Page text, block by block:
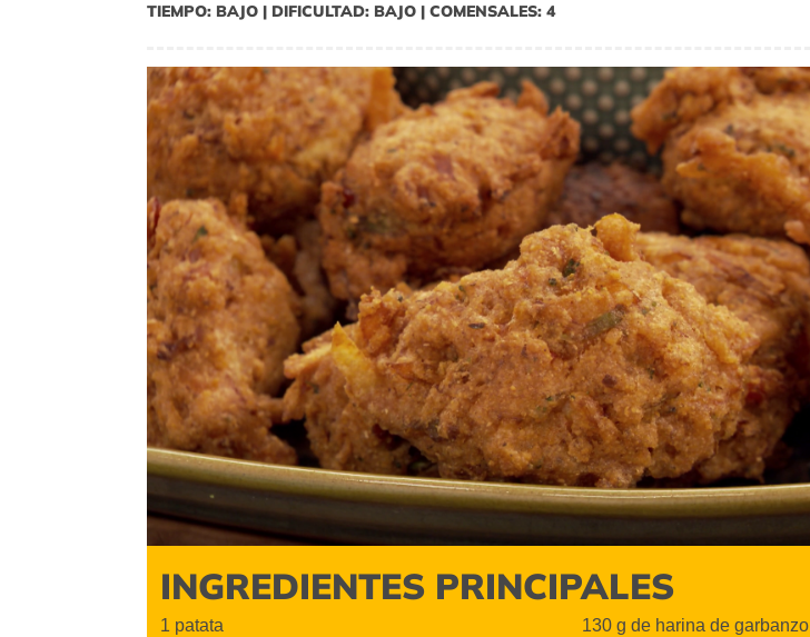
TIEMPO: BAJO | DIFICULTAD: BAJO | COMENSALES: 4
INGREDIENTES PRINCIPALES
1 patata
130 g de harina de garbanzo